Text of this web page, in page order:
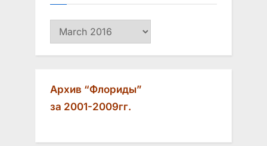
Архив
Архив “Флориды”
за 2001-2009гг.